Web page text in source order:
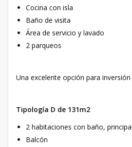
Cocina con isla
Baño de visita
Área de servicio y lavado
2 parqueos
Una excelente opción para
Tipología D de 131m2
2 habitaciones con baño,
Balcón